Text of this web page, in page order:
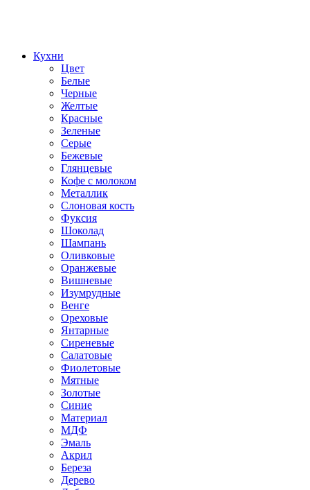
Кухни
Цвет
Белые
Черные
Желтые
Красные
Зеленые
Серые
Бежевые
Глянцевые
Кофе с молоком
Металлик
Слоновая кость
Фуксия
Шоколад
Шампань
Оливковые
Оранжевые
Вишневые
Изумрудные
Венге
Ореховые
Янтарные
Сиреневые
Салатовые
Фиолетовые
Мятные
Золотые
Синие
Материал
МДФ
Эмаль
Акрил
Береза
Дерево